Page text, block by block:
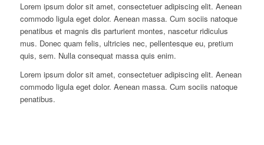
Lorem ipsum dolor sit amet, consectetuer adipiscing elit. Aenean
commodo ligula eget dolor. Aenean massa. Cum sociis natoque
penatibus et magnis dis parturient montes, nascetur ridiculus
mus. Donec quam felis, ultricies nec, pellentesque eu, pretium
quis, sem. Nulla consequat massa quis enim.
Lorem ipsum dolor sit amet, consectetuer adipiscing elit. Aenean
commodo ligula eget dolor. Aenean massa. Cum sociis natoque
penatibus.